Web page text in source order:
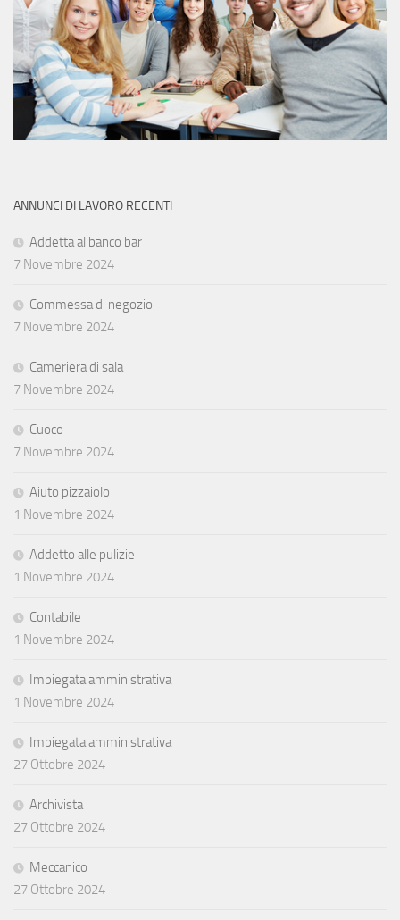
ANNUNCI DI LAVORO RECENTI
Addetta al banco bar
7 Novembre 2024
Commessa di negozio
7 Novembre 2024
Cameriera di sala
7 Novembre 2024
Cuoco
7 Novembre 2024
Aiuto pizzaiolo
1 Novembre 2024
Addetto alle pulizie
1 Novembre 2024
Contabile
1 Novembre 2024
Impiegata amministrativa
1 Novembre 2024
Impiegata amministrativa
27 Ottobre 2024
Archivista
27 Ottobre 2024
Meccanico
27 Ottobre 2024